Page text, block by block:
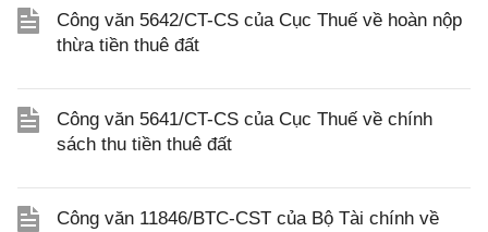
Công văn 5642/CT-CS của Cục Thuế về hoàn nộp
thừa tiền thuê đất
Công văn 5641/CT-CS của Cục Thuế về chính
sách thu tiền thuê đất
Công văn 11846/BTC-CST của Bộ Tài chính về